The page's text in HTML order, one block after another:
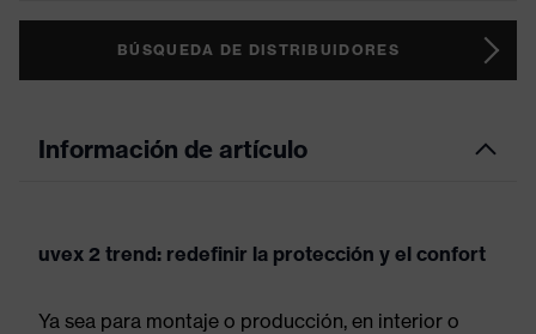
BÚSQUEDA DE DISTRIBUIDORES
Información de artículo
uvex 2 trend: redefinir la protección y el confort
Ya sea para montaje o producción, en interior o